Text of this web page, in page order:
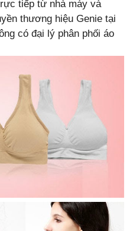
tiếp từ nhà máy và
thương hiệu Genie tại
có đại lý phân phối áo